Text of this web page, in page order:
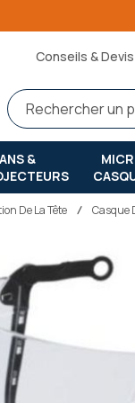
Conseils &
&
De La Tête Casque